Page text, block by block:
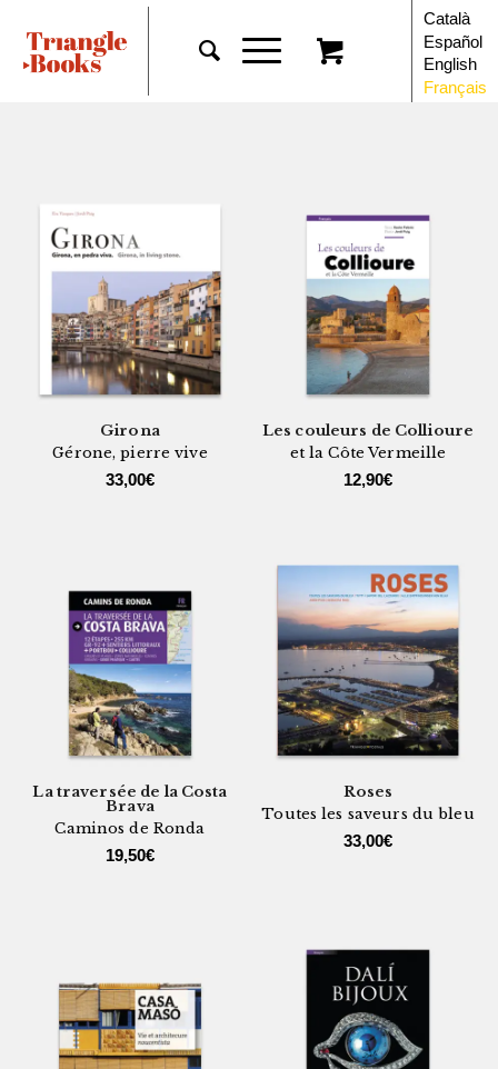
Català
Español
English
Français
Girona
Gérone, pierre vive
33,00€
Les couleurs de Collioure
et la Côte Vermeille
12,90€
La traversée de la Costa
Brava
Caminos de Ronda
19,50€
Roses
Toutes les saveurs du bleu
33,00€